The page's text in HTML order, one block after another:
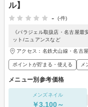
ル】
-
(-件)
《パラジェル取扱店・名古屋
ット/ニュアンスなど
アクセス：名鉄犬山線・名古
ポイントが貯まる・使える メ
メニュー別参考価格
メンズネイル
￥3,100～